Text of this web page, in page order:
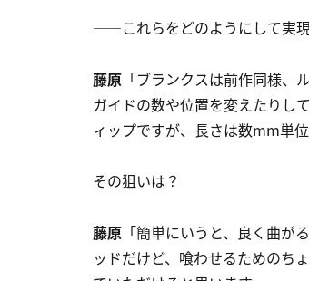
――これらをどのようにして実
藤原 「ブランクスは前作同様
ガイドの数や位置を変えたりし
ィップですが、長さは数mm単
その狙いは？
藤原 「簡単にいうと、良く曲
ッドだけど、喰わせるためのち